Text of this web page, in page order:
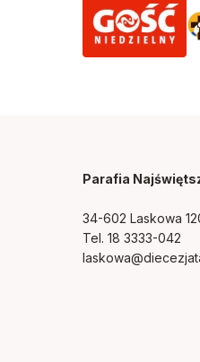
Parafia
34-602 Laskowa
Tel. 18 3333-042